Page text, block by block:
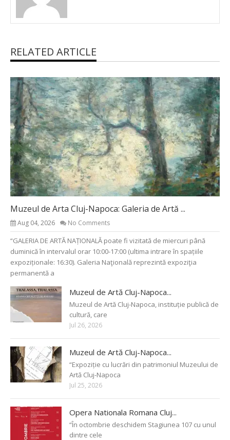
RELATED ARTICLE
Muzeul de Arta Cluj-Napoca: Galeria de Artă ...
Aug 04, 2026 No Comments
“GALERIA DE ARTĂ NAȚIONALĂ poate fi vizitată de miercuri până
duminică în intervalul orar 10:00-17:00 (ultima intrare în spațiile
expoziționale: 16:30). Galeria Naţională reprezintă expoziţia
permanentă a
Muzeul de Artă Cluj-Napoca...
Muzeul de Artă Cluj-Napoca, instituție publică de
cultură, care
Jul 26, 2026
Muzeul de Artă Cluj-Napoca...
“Expoziție cu lucrări din patrimoniul Muzeului de
Artă Cluj-Napoca
Jul 25, 2026
Opera Nationala Romana Cluj...
“În octombrie deschidem Stagiunea 107 cu unul
dintre cele